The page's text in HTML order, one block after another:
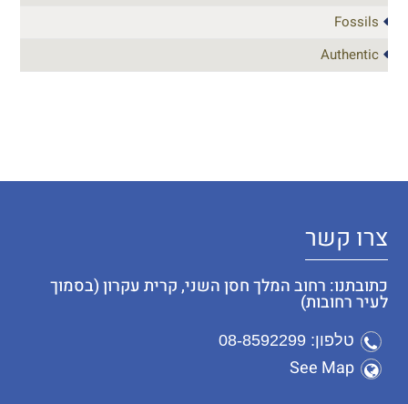
Fossils
Authentic
צרו קשר
כתובתנו: רחוב המלך חסן השני, קרית עקרון (בסמוך
לעיר רחובות)
טלפון: 08-8592299
See Map